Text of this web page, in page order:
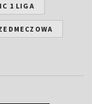
1 LIGA